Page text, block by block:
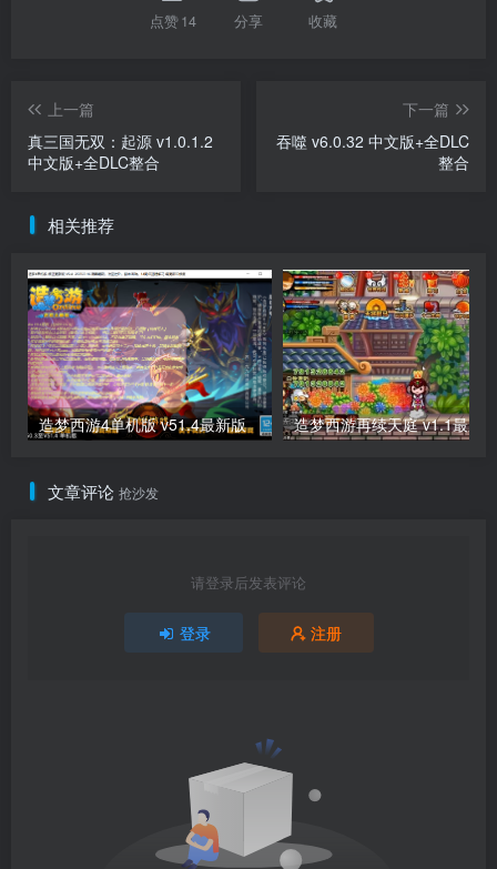
点赞14 分享 收藏
上一篇
真三国无双：起源 v1.0.1.2
中文版+全DLC整合
下一篇
吞噬 v6.0.32 中文版+全DLC
整合
相关推荐
造梦西游4单机版 v51.4最新版 造梦西游再续天庭 v1.1最新
文章评论 抢沙发
请登录后发表评论
登录 注册